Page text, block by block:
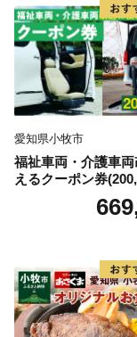
◆同一年内で複
お礼品を受け取
はありません。
◆お礼品のお届
通じて事業者へ
品のページにて
※日時指定や発送
ねます。
◆受け取りがで
度の送付をいた
◆ワンストップ
金受領証明書（
※ワンストップ
付する「寄附金
愛知県小牧市
福祉車両・介護車
えるクーポン券